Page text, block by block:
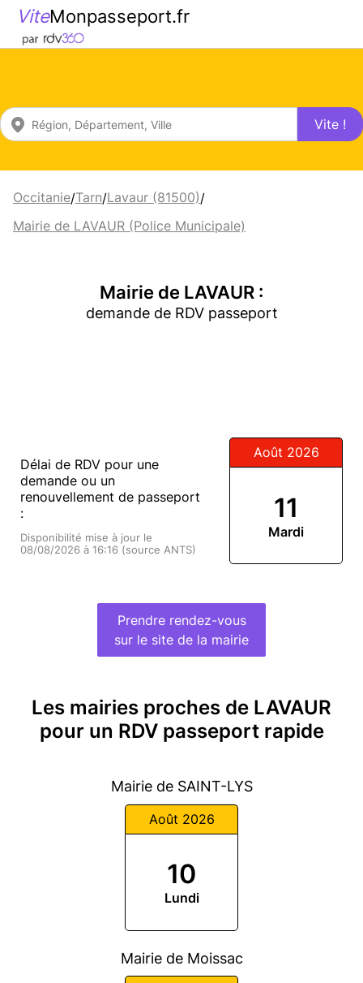
ViteMonpasseport.fr
Vite !
Occitanie/Tarn/Lavaur (81500)/
Mairie de LAVAUR (Police Municipale)
Mairie de LAVAUR :
demande de RDV passeport
Délai de RDV pour une
demande ou un
renouvellement de passeport
:
Disponibilité mise à jour le
08/08/2026 à 16:16 (source ANTS)
Août 2026
11
Mardi
Prendre rendez-vous
sur le site de la mairie
Les mairies proches de LAVAUR
pour un RDV passeport rapide
Mairie de SAINT-LYS
Août 2026
10
Lundi
Mairie de Moissac